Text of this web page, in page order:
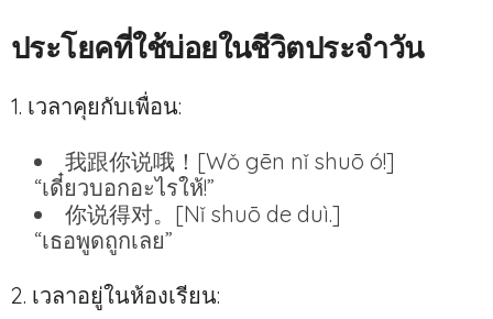
ประโยคที่ใช้บ่อยในชีวิตประจำวัน
1. เวลาคุยกับเพื่อน:
我跟你说哦！[Wǒ gēn nǐ shuō ó!]
“เดี๋ยวบอกอะไรให้!”
你说得对。[Nǐ shuō de duì.]
“เธอพูดถูกเลย”
2. เวลาอยู่ในห้องเรียน: